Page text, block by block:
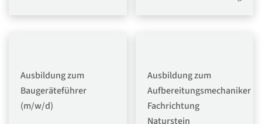
Ausbildung zum
Baugeräteführer
(m/w/d)
Ausbildung zum
Aufbereitungsmechaniker
Fachrichtung
Naturstein